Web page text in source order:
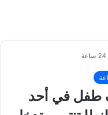
24 ساعة
طفل في أحد